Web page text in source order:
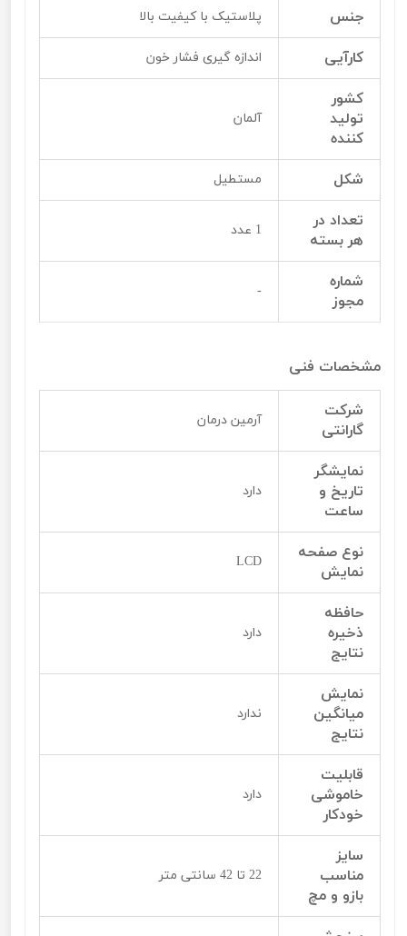
جنس پلاستیک با کیفیت بالا
کارآیی اندازه گیری فشار خون
کشور
تولید
کننده
آلمان
شکل مستطیل
تعداد در
هر بسته
1 عدد
شماره
مجوز
-
مشخصات فنی
شرکت
گارانتی
آرمین درمان
نمایشگر
تاریخ و
ساعت
دارد
نوع صفحه
نمایش
LCD
حافظه
ذخیره
نتایج
دارد
نمایش
میانگین
نتایج
ندارد
قابلیت
خاموشی
خودکار
دارد
سایز
مناسب
بازو و مچ
22 تا 42 سانتی متر